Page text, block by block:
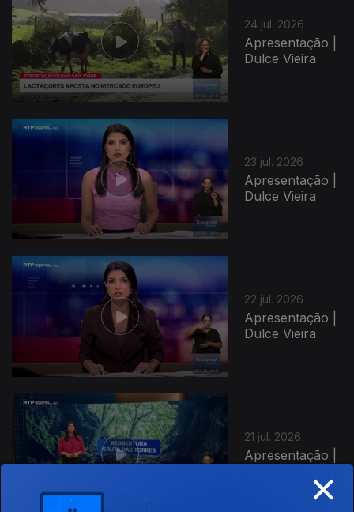
24 jul. 2026
Apresentação |
Dulce Vieira
23 jul. 2026
Apresentação |
Dulce Vieira
22 jul. 2026
Apresentação |
Dulce Vieira
21 jul. 2026
Apresentação |
×